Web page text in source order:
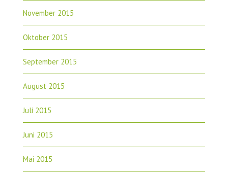
November 2015
Oktober 2015
September 2015
August 2015
Juli 2015
Juni 2015
Mai 2015